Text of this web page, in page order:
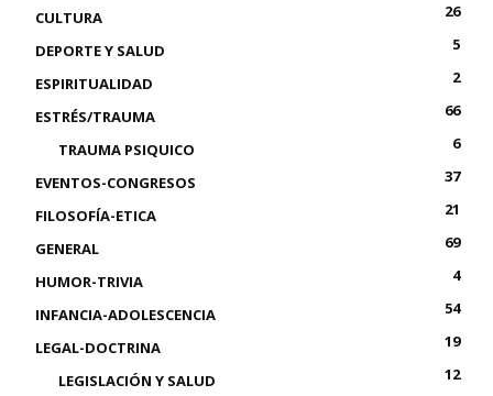
CULTURA
26
DEPORTE Y SALUD
5
ESPIRITUALIDAD
2
ESTRÉS/TRAUMA
66
TRAUMA PSIQUICO
6
EVENTOS-CONGRESOS
37
FILOSOFÍA-ETICA
21
GENERAL
69
HUMOR-TRIVIA
4
INFANCIA-ADOLESCENCIA
54
LEGAL-DOCTRINA
19
LEGISLACIÓN Y SALUD
12